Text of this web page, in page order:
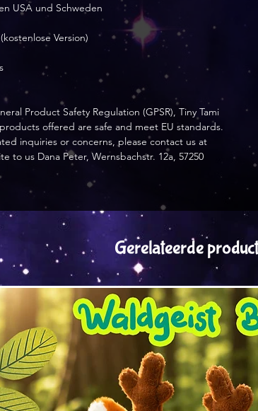
USA und Schweden
Version)
Product Safety Regulation (GPSR), Tiny Tami
offered are safe and meet EU standards.
to us Dana Peter, Wernsbachstr. 12a, 57250
Gerelateerde